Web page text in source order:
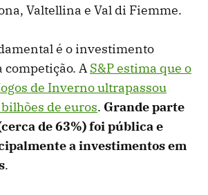
Valtellina e Val di Fiemme.
é o investimento
A S&P estima que o
de Inverno ultrapassou
de euros. Grande parte
de 63%) foi pública e
a investimentos em
.